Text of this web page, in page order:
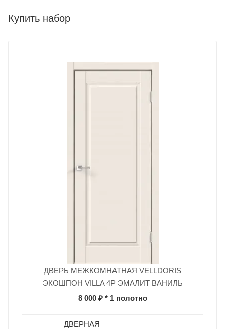
Купить набор
ДВЕРЬ МЕЖКОМНАТНАЯ VELLDORIS
ЭКОШПОН VILLA 4P ЭМАЛИТ ВАНИЛЬ
8 000 ₽* 1 полотно
ДВЕРНАЯ